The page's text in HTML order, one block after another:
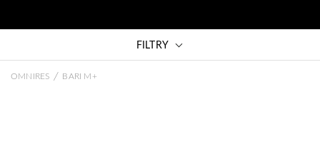
FILTRY
OMNIRES / BARI M+